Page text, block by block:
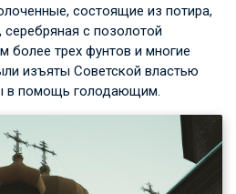
состоящие из потира,
с позолотой
более трех фунтов и многие
изъяты Советской властью
в помощь голодающим.